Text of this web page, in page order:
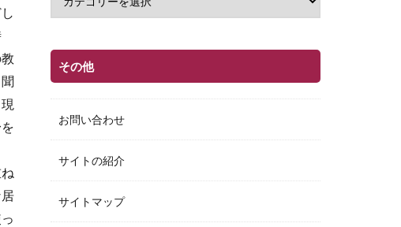
その他
お問い合わせ
サイトの紹介
サイトマップ